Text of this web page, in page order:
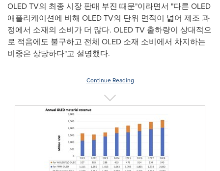
OLED TV의 최종 시장 판매 부진 때문"이라면서 "다른 OLED
애플리케이션에 비해 OLED TV의 단위 면적이 넓어 제조 과
정에서 소재의 소비가 더 많다. OLED TV 출하량이 상대적으
로 적음에도 불구하고 전체 OLED 소재 소비에서 차지하는
비중은 상당하다"고 설명했다.
Continue Reading